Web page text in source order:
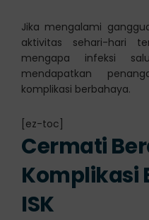
Jika mengalami
aktivitas sehari-hari
mengapa infeksi
mendapatkan
komplikasi berbahaya.
[ez-toc]
Cermati
Komplikasi
ISK